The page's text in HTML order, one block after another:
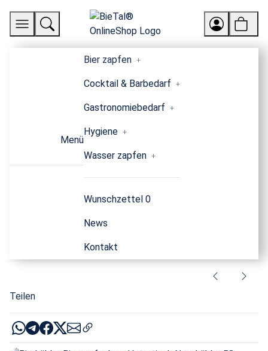
Menü
Bier zapfen
Cocktail & Barbedarf
Gastronomiebedarf
Hygiene
Wasser zapfen
Wunschzettel 0
News
Kontakt
Teilen